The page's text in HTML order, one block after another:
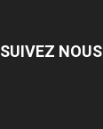
SUIVEZ NOUS